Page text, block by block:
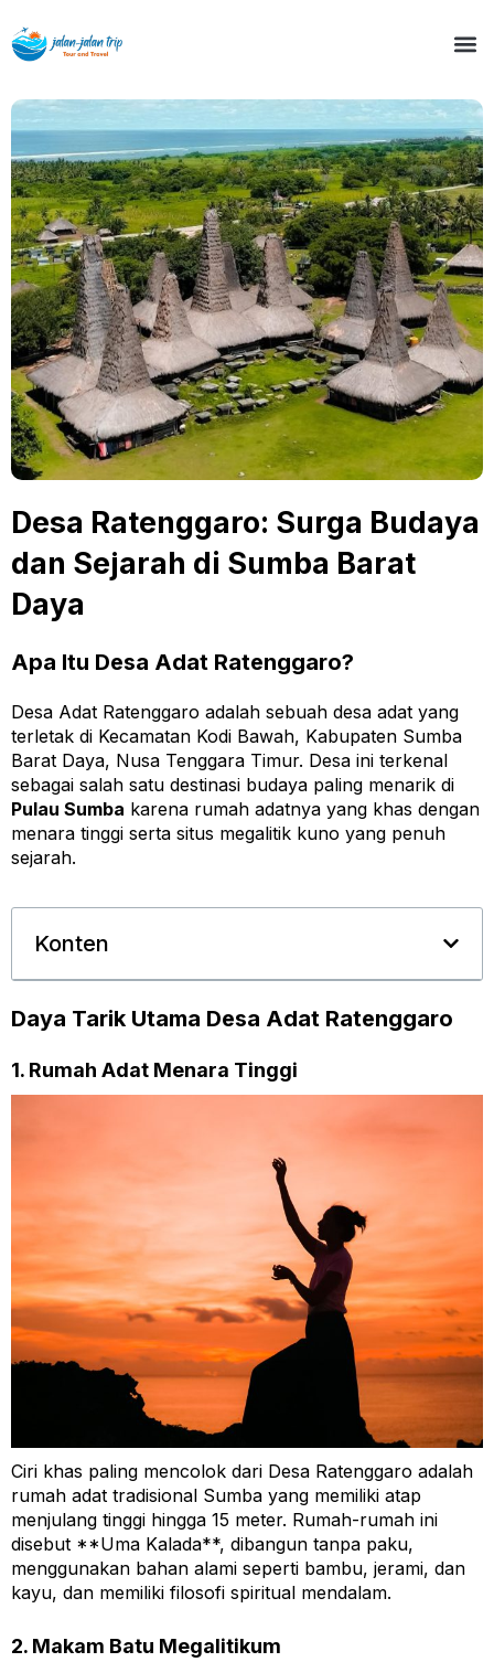
Desa Ratenggaro: Surga Budaya
dan Sejarah di Sumba Barat
Daya
Apa Itu Desa Adat Ratenggaro?
Desa Adat Ratenggaro adalah sebuah desa adat yang
terletak di Kecamatan Kodi Bawah, Kabupaten Sumba
Barat Daya, Nusa Tenggara Timur. Desa ini terkenal
sebagai salah satu destinasi budaya paling menarik di
Pulau Sumba karena rumah adatnya yang khas dengan
menara tinggi serta situs megalitik kuno yang penuh
sejarah.
Konten
Daya Tarik Utama Desa Adat Ratenggaro
1. Rumah Adat Menara Tinggi
Ciri khas paling mencolok dari Desa Ratenggaro adalah
rumah adat tradisional Sumba yang memiliki atap
menjulang tinggi hingga 15 meter. Rumah-rumah ini
disebut **Uma Kalada**, dibangun tanpa paku,
menggunakan bahan alami seperti bambu, jerami, dan
kayu, dan memiliki filosofi spiritual mendalam.
2. Makam Batu Megalitikum